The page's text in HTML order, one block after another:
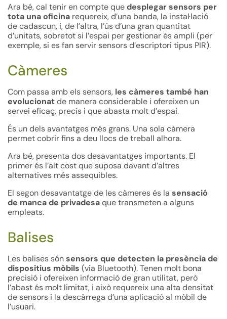
Ara bé, cal tenir en compte quedesplegar sensors per
tota una oficina requereix, d’una banda, la instal·lació
de cadascun, i, de l’altra, l’ús d’una gran quantitat
d’unitats, sobretot si l’espai per gestionar és ampli (per
exemple, si es fan servir sensors d’escriptori tipus PIR).
Càmeres
Com passa amb els sensors, les càmeres també han
evolucionatde manera considerable i ofereixen un
servei eficaç, precís i que abasta molt d’espai.
És un dels avantatges més grans. Una sola càmera
permet cobrir fins a deu llocs de treball alhora.
Ara bé, presenta dos desavantatges importants. El
primer és l’alt cost que suposa davant d’altres
alternatives més assequibles.
El segon desavantatge de les càmeres és la sensació
de manca de privadesaque transmeten a alguns
empleats.
Balises
Les balises sónsensors que detecten la presència de
dispositius mòbils (via Bluetooth). Tenen molt bona
precisió i ofereixen informació de gran utilitat, però
l’abast és molt limitat, i això requereix una alta densitat
de sensors i la descàrrega d’una aplicació al mòbil de
l’usuari.